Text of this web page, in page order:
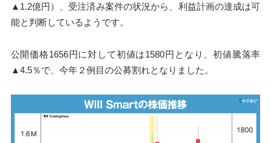
▲1.2億円）、受注済み案件の状況から、利益計画の達成は可
能と判断しているようです。
公開価格1656円に対して初値は1580円となり、初値騰落率
▲4.5％で、今年２例目の公募割れとなりました。